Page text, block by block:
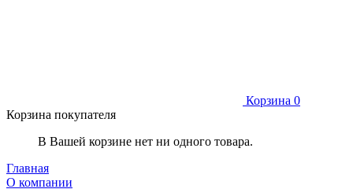
Корзина 0
Корзина покупателя
В Вашей корзине нет ни одного товара.
Главная
О компании